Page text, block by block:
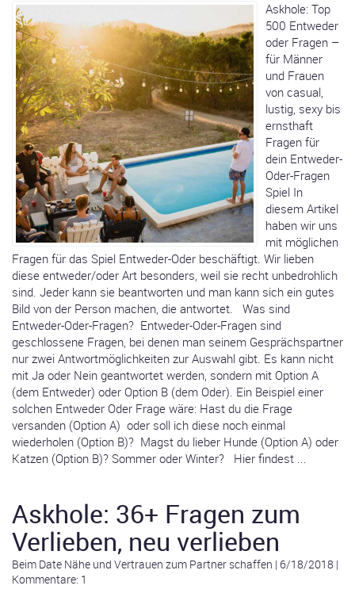
Askhole: Top
500 Entweder
oder Fragen –
für Männer
und Frauen
von casual,
lustig, sexy bis
ernsthaft
Fragen für
dein Entweder-
Oder-Fragen
Spiel In
diesem Artikel
haben wir uns
mit möglichen
Fragen für das Spiel Entweder-Oder beschäftigt. Wir lieben
diese entweder/oder Art besonders, weil sie recht unbedrohlich
sind. Jeder kann sie beantworten und man kann sich ein gutes
Bild von der Person machen, die antwortet. Was sind
Entweder-Oder-Fragen? Entweder-Oder-Fragen sind
geschlossene Fragen, bei denen man seinem Gesprächspartner
nur zwei Antwortmöglichkeiten zur Auswahl gibt. Es kann nicht
mit Ja oder Nein geantwortet werden, sondern mit Option A
(dem Entweder) oder Option B (dem Oder). Ein Beispiel einer
solchen Entweder Oder Frage wäre: Hast du die Frage
versanden (Option A) oder soll ich diese noch einmal
wiederholen (Option B)? Magst du lieber Hunde (Option A) oder
Katzen (Option B)? Sommer oder Winter? Hier findest ...
Askhole: 36+ Fragen zum
Verlieben, neu verlieben
Beim Date Nähe und Vertrauen zum Partner schaffen | 6/18/2018 |
Kommentare: 1